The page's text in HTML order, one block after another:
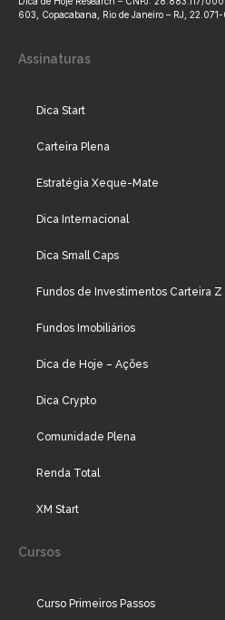
603, Copacabana, Rio de Janeiro – RJ,
Assinaturas
Dica Start
Carteira Plena
Estratégia Xeque-Mate
Dica Internacional
Dica Small Caps
Fundos de Investimentos Carteira Z
Fundos Imobiliários
Dica de Hoje – Ações
Dica Crypto
Comunidade Plena
Renda Total
XM Start
Cursos
Curso Primeiros Passos